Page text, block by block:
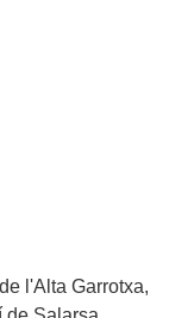
l'Alta Garrotxa,